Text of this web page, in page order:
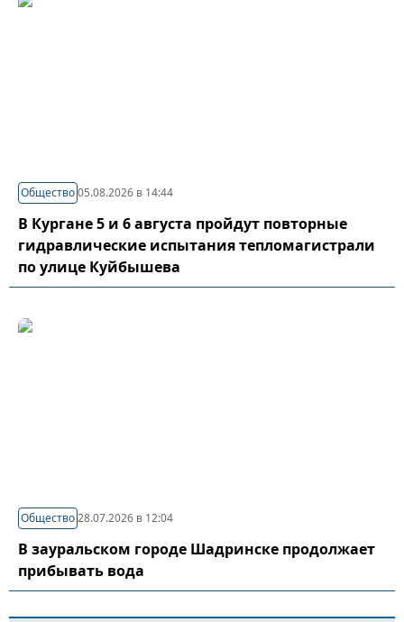
Общество05.08.2026 в 14:44
В Кургане 5 и 6 августа пройдут повторные
гидравлические испытания тепломагистрали
по улице Куйбышева
Общество28.07.2026 в 12:04
В зауральском городе Шадринске продолжает
прибывать вода